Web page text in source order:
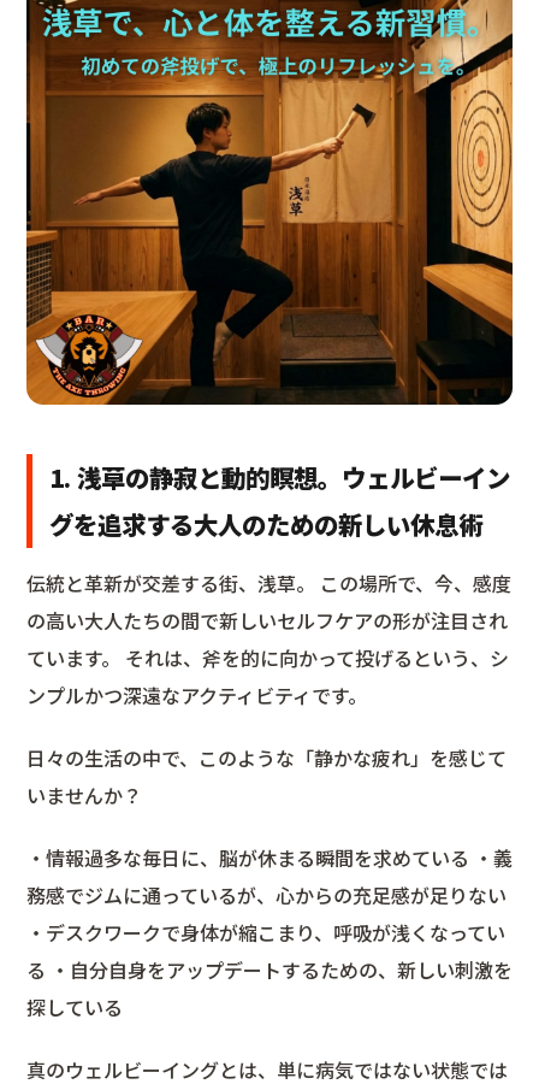
1. 浅草の静寂と動的瞑想。ウェルビーイン
グを追求する大人のための新しい休息術
伝統と革新が交差する街、浅草。 この場所で、今、感度
の高い大人たちの間で新しいセルフケアの形が注目され
ています。 それは、斧を的に向かって投げるという、シ
ンプルかつ深遠なアクティビティです。
日々の生活の中で、このような「静かな疲れ」を感じて
いませんか？
・情報過多な毎日に、脳が休まる瞬間を求めている ・義
務感でジムに通っているが、心からの充足感が足りない
・デスクワークで身体が縮こまり、呼吸が浅くなってい
る ・自分自身をアップデートするための、新しい刺激を
探している
真のウェルビーイングとは、単に病気ではない状態では